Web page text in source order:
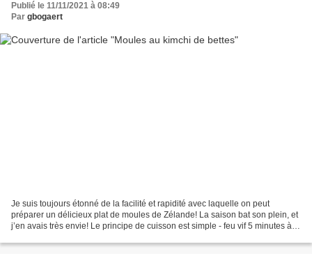
Publié le 11/11/2021 à 08:49
Par gbogaert
Je suis toujours étonné de la facilité et rapidité avec laquelle on peut
préparer un délicieux plat de moules de Zélande! La saison bat son plein, et
j’en avais très envie! Le principe de cuisson est simple - feu vif 5 minutes à